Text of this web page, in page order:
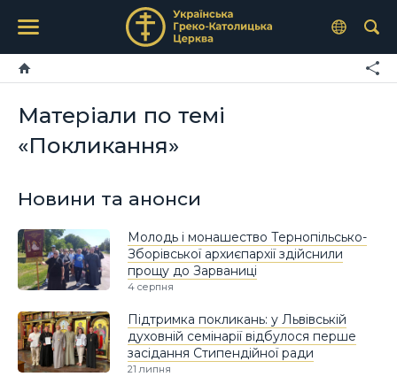
Матеріали по темі
«Покликання»
Новини та анонси
Молодь і монашество Тернопільсько-
Зборівської архиєпархії здійснили
прощу до Зарваниці
4 серпня
Підтримка покликань: у Львівській
духовній семінарії відбулося перше
засідання Стипендійної ради
21 липня